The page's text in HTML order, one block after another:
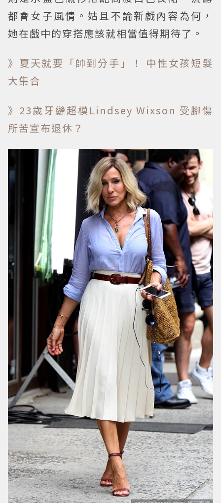
都會女子風情。姑且不論新戲內容為何，
她在戲中的穿搭應該就相當值得期待了。
》夏天就要「帥到分手」！ 中性女孩短髮
大集合
》23歲牙縫超模Lindsey Wixson 受腳傷
所苦宣布退休？